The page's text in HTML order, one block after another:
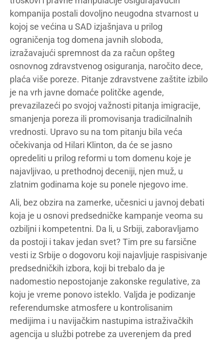
kompanija postali dovoljno neugodna stvarnost u
kojoj se većina u SAD izjašnjava u prilog
ograničenja tog domena javnih sloboda,
izražavajući spremnost da za račun opšteg
osnovnog zdravstvenog osiguranja, naročito dece,
plaća više poreze. Pitanje zdravstvene zaštite izbilo
je na vrh javne domaće politčke agende,
prevazilazeći po svojoj važnosti pitanja imigracije,
smanjenja poreza ili promovisanja tradicilnalnih
vrednosti. Upravo su na tom pitanju bila veća
očekivanja od Hilari Klinton, da će se jasno
opredeliti u prilog reformi u tom domenu koje je
najavljivao, u prethodnoj deceniji, njen muž, u
zlatnim godinama koje su ponele njegovo ime.
Ali, bez obzira na zamerke, učesnici u javnoj debati
koja je u osnovi predsedničke kampanje veoma su
ozbiljni i kompetentni. Da li, u Srbiji, zaboravljamo
da postoji i takav jedan svet? Tim pre su farsične
vesti iz Srbije o dogovoru koji najavljuje raspisivanje
predsedničkih izbora, koji bi trebalo da je
nadomestio nepostojanje zakonske regulative, za
koju je vreme ponovo isteklo. Valjda je podizanje
referendumske atmosfere u kontrolisanim
medijima i u navijačkim nastupima istraživačkih
agencija u službi potrebe za uverenjem da pred